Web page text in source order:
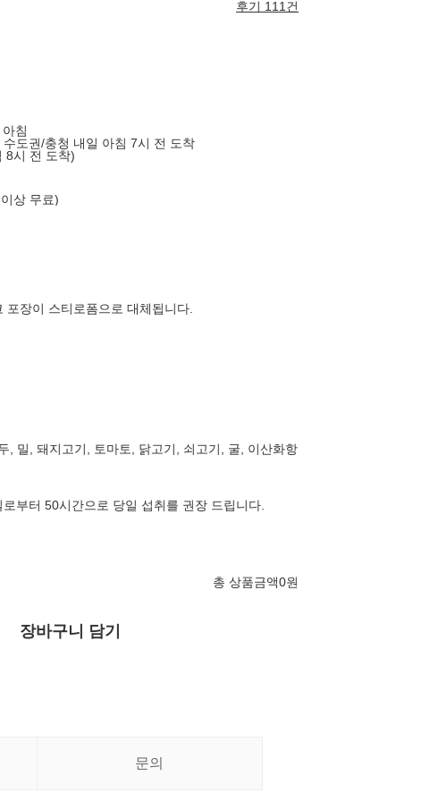
후기 111건
침
도권/충청 내일 아침 7시 전 도착
8시 전 도착)
상 무료)
포장이 스티로폼으로 대체됩니다.
, 밀, 돼지고기, 토마토, 닭고기, 쇠고기, 굴, 이산화항
부터 50시간으로 당일 섭취를 권장 드립니다.
총 상품금액0원
장바구니 담기
문의